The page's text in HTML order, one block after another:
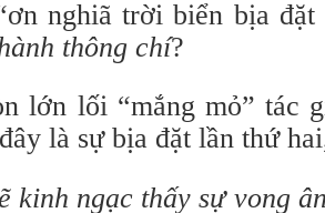
thông chí?
lớn lối “mắng mỏ” tác
là sự bịa đặt lần thứ